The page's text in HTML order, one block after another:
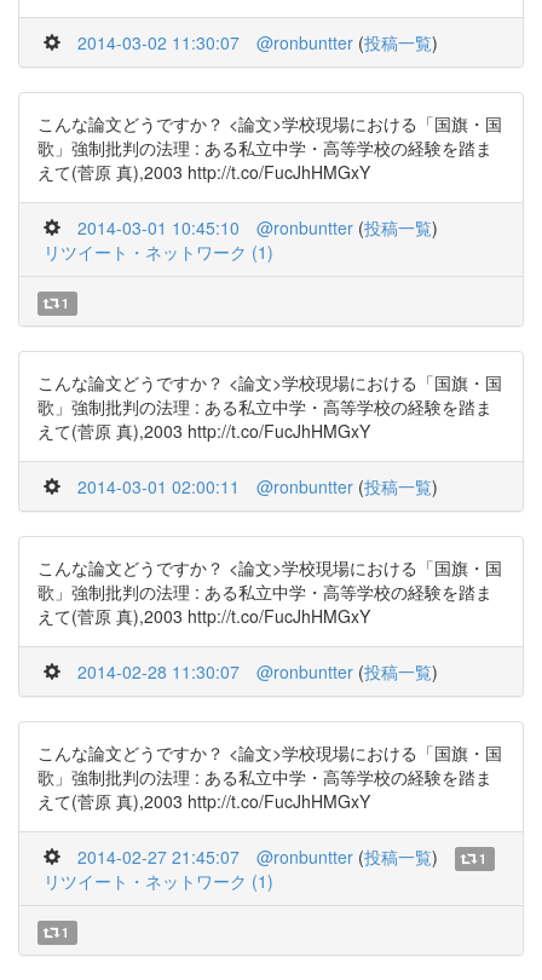
2014-03-02 11:30:07 @ronbuntter (投稿一覧)
こんな論文どうですか？ <論文>学校現場における「国旗・国
歌」強制批判の法理 : ある私立中学・高等学校の経験を踏ま
えて(菅原 真),2003 http://t.co/FucJhHMGxY
2014-03-01 10:45:10 @ronbuntter (投稿一覧)
リツイート・ネットワーク (1)
1
こんな論文どうですか？ <論文>学校現場における「国旗・国
歌」強制批判の法理 : ある私立中学・高等学校の経験を踏ま
えて(菅原 真),2003 http://t.co/FucJhHMGxY
2014-03-01 02:00:11 @ronbuntter (投稿一覧)
こんな論文どうですか？ <論文>学校現場における「国旗・国
歌」強制批判の法理 : ある私立中学・高等学校の経験を踏ま
えて(菅原 真),2003 http://t.co/FucJhHMGxY
2014-02-28 11:30:07 @ronbuntter (投稿一覧)
こんな論文どうですか？ <論文>学校現場における「国旗・国
歌」強制批判の法理 : ある私立中学・高等学校の経験を踏ま
えて(菅原 真),2003 http://t.co/FucJhHMGxY
2014-02-27 21:45:07 @ronbuntter (投稿一覧) 1
リツイート・ネットワーク (1)
1